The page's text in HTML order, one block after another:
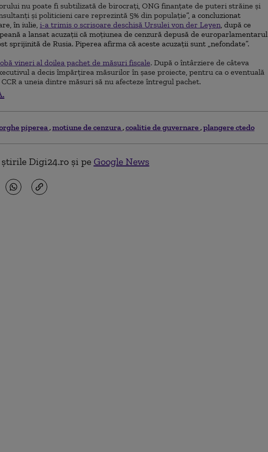
nu poate fi subtilizată de birocrați, ONG finanțate de puteri străine și
și politicieni care reprezintă 5% din populație”, a concluzionat
în iulie, i-a trimis o scrisoare deschisă Ursulei von der Leyen, după ce
a lansat acuzații că moțiunea de cenzură depusă de europarlamentarul
sprijinită de Rusia. Piperea afirma că aceste acuzații sunt „nefondate”.
vineri al doilea pachet de măsuri fiscale. După o întârziere de câteva
a decis împărțirea măsurilor în șase proiecte, pentru ca o eventuală
a uneia dintre măsuri să nu afecteze întregul pachet.
piperea motiune de cenzura coalitie de guvernare plangere ctedo
Digi24.ro și pe Google News